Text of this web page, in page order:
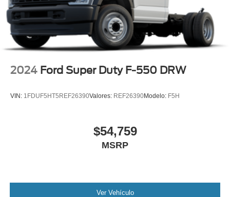
2024 Ford Super Duty F-550 DRW
VIN: 1FDUF5HT5REF26390Valores: REF26390Modelo: F5H
$54,759
MSRP
Ver Vehículo